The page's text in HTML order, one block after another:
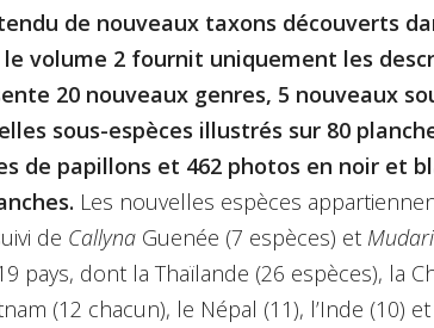
de nouveaux taxons découverts
le volume 2 fournit uniquement les
20 nouveaux genres, 5 nouveaux
sous-espèces illustrés sur 80
de papillons et 462 photos en noir et
Les nouvelles espèces
de Callyna Guenée (7 espèces) et
pays, dont la Thaïlande (26 espèces), la
(12 chacun), le Népal (11), l’Inde (10)